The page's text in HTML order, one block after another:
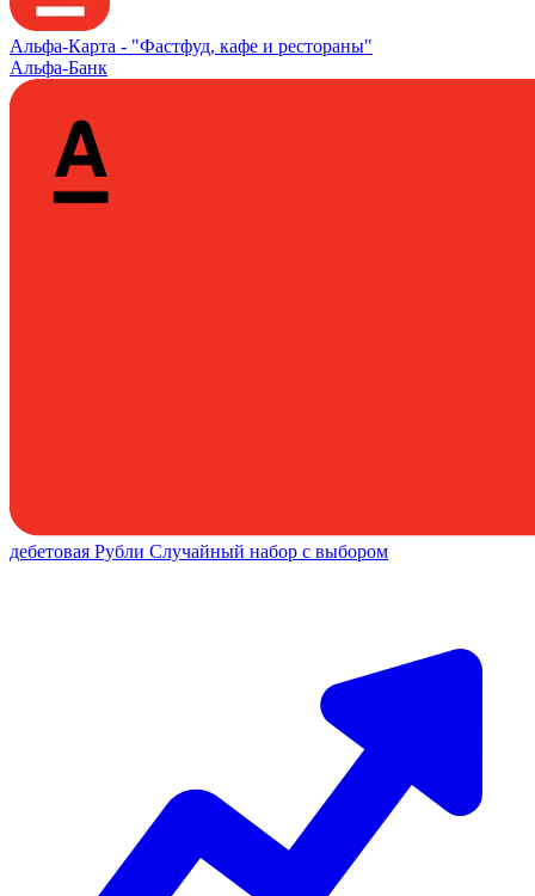
Альфа‑Карта - "Фастфуд, кафе и рестораны"
Альфа-Банк
дебетовая Рубли Случайный набор с выбором